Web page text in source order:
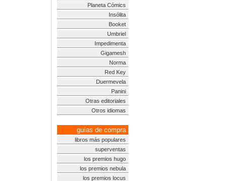
Planeta Cómics
Insólita
Booket
Umbriel
Impedimenta
Gigamesh
Norma
Red Key
Duermevela
Panini
Otras editoriales
Otros idiomas
guías de compra
libros más populares
superventas
los premios hugo
los premios nebula
los premios locus